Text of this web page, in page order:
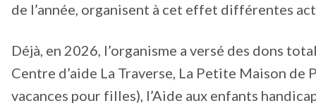
de l’année, organisent à cet effet différentes
Déjà, en 2026, l’organisme a versé des dons
Centre d’aide La Traverse, La Petite Maison de
vacances pour filles), l’Aide aux enfants